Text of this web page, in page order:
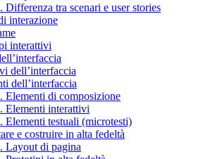
Differenza tra scenari e user stories
interazione
interattivi
dell’interfaccia
dell’interfaccia
Elementi di composizione
Elementi interattivi
Elementi testuali (microtesti)
e costruire in alta fedeltà
Layout di pagina